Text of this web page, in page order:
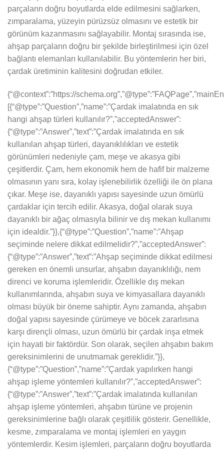
parçaların doğru boyutlarda elde edilmesini sağlarken,
zımparalama, yüzeyin pürüzsüz olmasını ve estetik bir
görünüm kazanmasını sağlayabilir. Montaj sırasında ise,
ahşap parçaların doğru bir şekilde birleştirilmesi için özel
bağlantı elemanları kullanılabilir. Bu yöntemlerin her biri,
çardak üretiminin kalitesini doğrudan etkiler.
{“@context”:”https://
[{“@type”:”Question”,”name”:”Çardak imalatında en sık
hangi ahşap türleri kullanılır?”,”acceptedAnswer”:
{“@type”:”Answer”,”text”:”Çardak imalatında en sık
kullanılan ahşap türleri, dayanıklılıkları ve estetik
görünümleri nedeniyle çam, meşe ve akasya gibi
çeşitlerdir. Çam, hem ekonomik hem de hafif bir malzeme
olmasının yanı sıra, kolay işlenebilirlik özelliği ile ön plana
çıkar. Meşe ise, dayanıklı yapısı sayesinde uzun ömürlü
çardaklar için tercih edilir. Akasya, doğal olarak suya
dayanıklı bir ağaç olmasıyla bilinir ve dış mekan kullanımı
için idealdir.”}},{“@type”:”Question”,”name”:”Ahşap
seçiminde nelere dikkat edilmelidir?”,”acceptedAnswer”:
{“@type”:”Answer”,”text”:”Ahşap seçiminde dikkat edilmesi
gereken en önemli unsurlar, ahşabın dayanıklılığı, nem
direnci ve koruma işlemleridir. Özellikle dış mekan
kullanımlarında, ahşabın suya ve kimyasallara dayanıklı
olması büyük bir öneme sahiptir. Aynı zamanda, ahşabın
doğal yapısı sayesinde çürümeye ve böcek zararlısına
karşı dirençli olması, uzun ömürlü bir çardak inşa etmek
için hayati bir faktördür. Son olarak, seçilen ahşabın bakım
gereksinimlerini de unutmamak gereklidir.”}},
{“@type”:”Question”,”name”:”Çardak yapılırken hangi
ahşap işleme yöntemleri kullanılır?”,”acceptedAnswer”:
{“@type”:”Answer”,”text”:”Çardak imalatında kullanılan
ahşap işleme yöntemleri, ahşabın türüne ve projenin
gereksinimlerine bağlı olarak çeşitlilik gösterir. Genellikle,
kesme, zımparalama ve montaj işlemleri en yaygın
yöntemlerdir. Kesim işlemleri, parçaların doğru boyutlarda